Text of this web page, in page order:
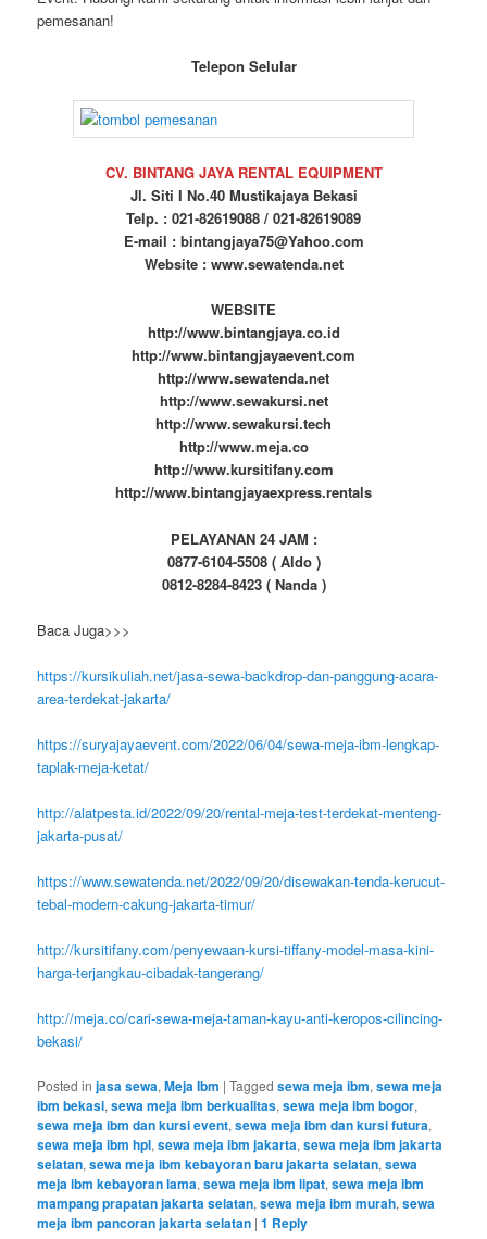
pemesanan!
Telepon Selular
CV. BINTANG JAYA RENTAL EQUIPMENT
Jl. Siti I No.40 Mustikajaya Bekasi
Telp. : 021-82619088 / 021-82619089
E-mail : bintangjaya75@Yahoo.com
Website : www.sewatenda.net
WEBSITE
http://www.bintangjaya.co.id
http://www.bintangjayaevent.com
http://www.sewatenda.net
http://www.sewakursi.net
http://www.sewakursi.tech
http://www.meja.co
http://www.kursitifany.com
http://www.bintangjayaexpress.rentals
PELAYANAN 24 JAM :
0877-6104-5508 ( Aldo )
0812-8284-8423 ( Nanda )
Baca Juga>>>
https://kursikuliah.net/jasa-sewa-backdrop-dan-panggung-acara-
area-terdekat-jakarta/
https://suryajayaevent.com/2022/06/04/sewa-meja-ibm-lengkap-
taplak-meja-ketat/
http://alatpesta.id/2022/09/20/rental-meja-test-terdekat-menteng-
jakarta-pusat/
https://www.sewatenda.net/2022/09/20/disewakan-tenda-kerucut-
tebal-modern-cakung-jakarta-timur/
http://kursitifany.com/penyewaan-kursi-tiffany-model-masa-kini-
harga-terjangkau-cibadak-tangerang/
http://meja.co/cari-sewa-meja-taman-kayu-anti-keropos-cilincing-
bekasi/
Posted in jasa sewa,Meja Ibm |Tagged sewa meja ibm,sewa meja
ibm bekasi,sewa meja ibm berkualitas,sewa meja ibm bogor,
sewa meja ibm dan kursi event,sewa meja ibm dan kursi futura,
sewa meja ibm hpl,sewa meja ibm jakarta,sewa meja ibm jakarta
selatan,sewa meja ibm kebayoran baru jakarta selatan,sewa
meja ibm kebayoran lama,sewa meja ibm lipat,sewa meja ibm
mampang prapatan jakarta selatan,sewa meja ibm murah,sewa
meja ibm pancoran jakarta selatan |1 Reply